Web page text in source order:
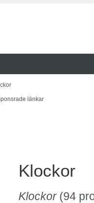
länkar
Klockor
Klockor(94